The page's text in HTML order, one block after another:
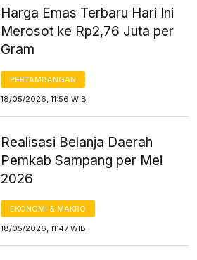
Harga Emas Terbaru Hari Ini
Merosot ke Rp2,76 Juta per
Gram
PERTAMBANGAN
18/05/2026, 11:56 WIB
Realisasi Belanja Daerah
Pemkab Sampang per Mei
2026
EKONOMI & MAKRO
18/05/2026, 11:47 WIB